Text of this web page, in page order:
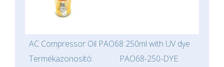
AC Compressor Oil PAO68 250ml with UV dye
Termékazonosító:
PAO68-250-DYE